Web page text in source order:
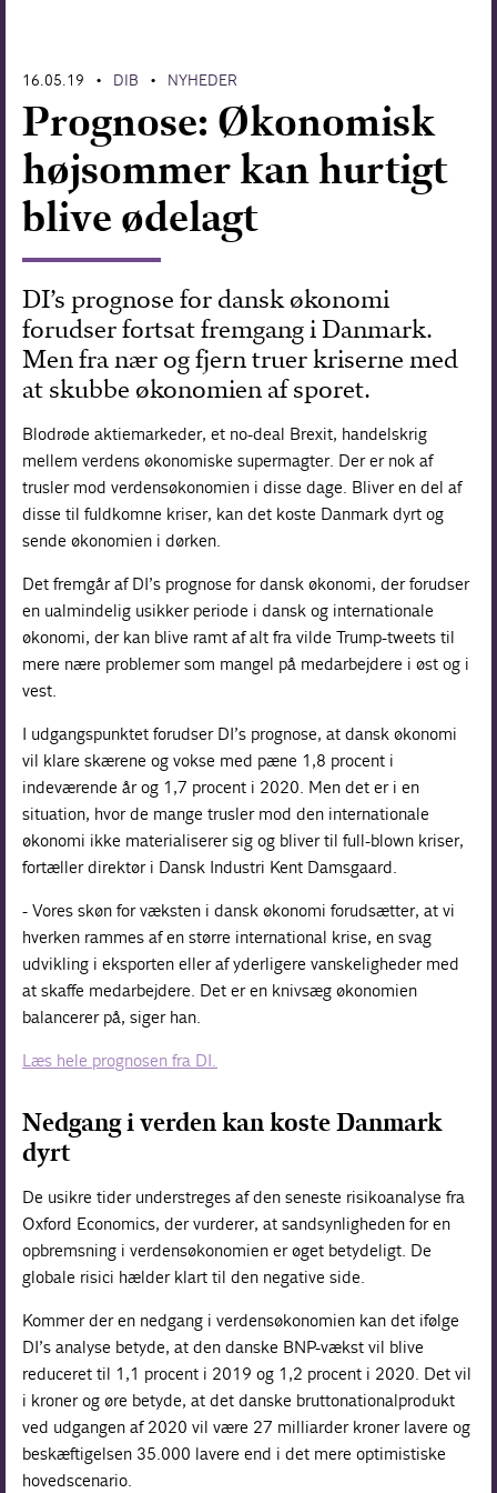
16.05.19 • DIB • NYHEDER
Prognose: Økonomisk
højsommer kan hurtigt
blive ødelagt
DI’s prognose for dansk økonomi
forudser fortsat fremgang i Danmark.
Men fra nær og fjern truer kriserne med
at skubbe økonomien af sporet.
Blodrøde aktiemarkeder, et no-deal Brexit, handelskrig
mellem verdens økonomiske supermagter. Der er nok af
trusler mod verdensøkonomien i disse dage. Bliver en del af
disse til fuldkomne kriser, kan det koste Danmark dyrt og
sende økonomien i dørken.
Det fremgår af DI’s prognose for dansk økonomi, der forudser
en ualmindelig usikker periode i dansk og internationale
økonomi, der kan blive ramt af alt fra vilde Trump-tweets til
mere nære problemer som mangel på medarbejdere i øst og i
vest.
I udgangspunktet forudser DI’s prognose, at dansk økonomi
vil klare skærene og vokse med pæne 1,8 procent i
indeværende år og 1,7 procent i 2020. Men det er i en
situation, hvor de mange trusler mod den internationale
økonomi ikke materialiserer sig og bliver til full-blown kriser,
fortæller direktør i Dansk Industri Kent Damsgaard.
- Vores skøn for væksten i dansk økonomi forudsætter, at vi
hverken rammes af en større international krise, en svag
udvikling i eksporten eller af yderligere vanskeligheder med
at skaffe medarbejdere. Det er en knivsæg økonomien
balancerer på, siger han.
Læs hele prognosen fra DI.
Nedgang i verden kan koste Danmark
dyrt
De usikre tider understreges af den seneste risikoanalyse fra
Oxford Economics, der vurderer, at sandsynligheden for en
opbremsning i verdensøkonomien er øget betydeligt. De
globale risici hælder klart til den negative side.
Kommer der en nedgang i verdensøkonomien kan det ifølge
DI’s analyse betyde, at den danske BNP-vækst vil blive
reduceret til 1,1 procent i 2019 og 1,2 procent i 2020. Det vil
i kroner og øre betyde, at det danske bruttonationalprodukt
ved udgangen af 2020 vil være 27 milliarder kroner lavere og
beskæftigelsen 35.000 lavere end i det mere optimistiske
hovedscenario.